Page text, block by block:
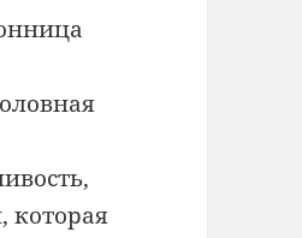
которая